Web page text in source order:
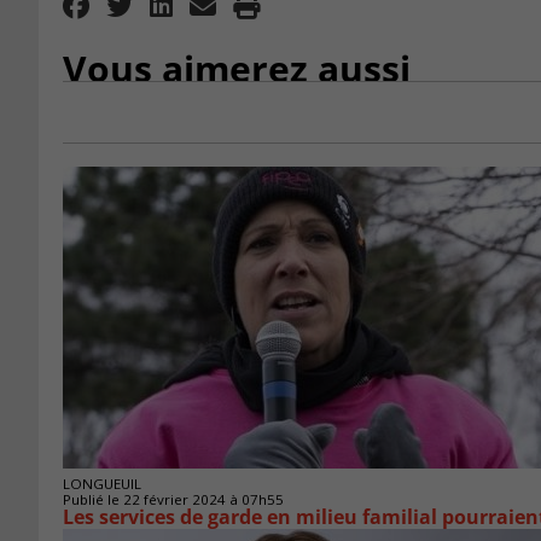
Vous aimerez aussi
LONGUEUIL
Publié le 22 février 2024 à 07h55
Les services de garde en milieu familial